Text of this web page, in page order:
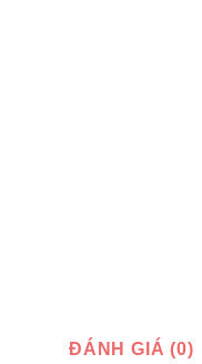
ĐÁNH GIÁ (0)